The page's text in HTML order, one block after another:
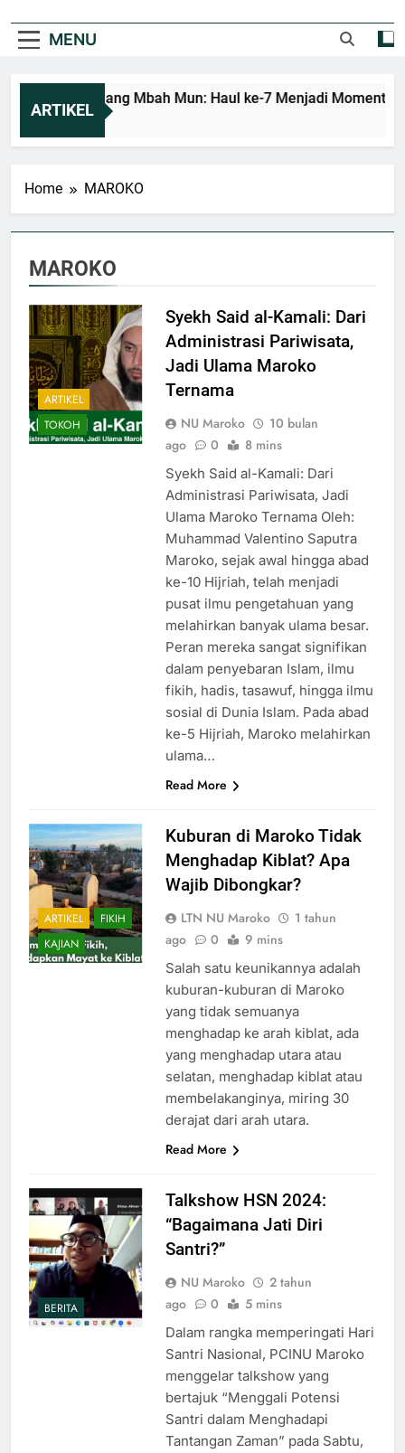
MENU
ARTIKEL
Mengenang Mbah Mun: Haul ke-7 Menjadi Momentum
2 Hari Ago
Home MAROKO
MAROKO
ARTIKEL
TOKOH
Syekh Said al-Kamali: Dari
Administrasi Pariwisata,
Jadi Ulama Maroko
Ternama
NU Maroko
10 bulan
ago
0 8 mins
Syekh Said al-Kamali: Dari
Administrasi Pariwisata, Jadi
Ulama Maroko Ternama Oleh:
Muhammad Valentino Saputra
Maroko, sejak awal hingga abad
ke-10 Hijriah, telah menjadi
pusat ilmu pengetahuan yang
melahirkan banyak ulama besar.
Peran mereka sangat signifikan
dalam penyebaran Islam, ilmu
fikih, hadis, tasawuf, hingga ilmu
sosial di Dunia Islam. Pada abad
ke-5 Hijriah, Maroko melahirkan
ulama…
Read More
ARTIKEL
FIKIH
KAJIAN
Kuburan di Maroko Tidak
Menghadap Kiblat? Apa
Wajib Dibongkar?
LTN NU Maroko
1 tahun
ago
0 9 mins
Salah satu keunikannya adalah
kuburan-kuburan di Maroko
yang tidak semuanya
menghadap ke arah kiblat, ada
yang menghadap utara atau
selatan, menghadap kiblat atau
membelakanginya, miring 30
derajat dari arah utara.
Read More
BERITA
Talkshow HSN 2024:
“Bagaimana Jati Diri
Santri?”
NU Maroko
2 tahun
ago
0 5 mins
Dalam rangka memperingati Hari
Santri Nasional, PCINU Maroko
menggelar talkshow yang
bertajuk “Menggali Potensi
Santri dalam Menghadapi
Tantangan Zaman” pada Sabtu,